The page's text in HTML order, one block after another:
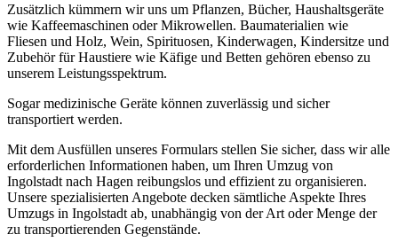
Zusätzlich kümmern wir uns um Pflanzen, Bücher, Haushaltsgeräte
wie Kaffeemaschinen oder Mikrowellen. Baumaterialien wie
Fliesen und Holz, Wein, Spirituosen, Kinderwagen, Kindersitze und
Zubehör für Haustiere wie Käfige und Betten gehören ebenso zu
unserem Leistungsspektrum.
Sogar medizinische Geräte können zuverlässig und sicher
transportiert werden.
Mit dem Ausfüllen unseres Formulars stellen Sie sicher, dass wir alle
erforderlichen Informationen haben, um Ihren Umzug von
Ingolstadt nach Hagen reibungslos und effizient zu organisieren.
Unsere spezialisierten Angebote decken sämtliche Aspekte Ihres
Umzugs in Ingolstadt ab, unabhängig von der Art oder Menge der
zu transportierenden Gegenstände.